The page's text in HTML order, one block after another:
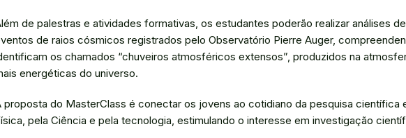
de palestras e atividades formativas, os estudantes poderão realizar análises
de raios cósmicos registrados pelo Observatório Pierre Auger,
os chamados “chuveiros atmosféricos extensos”, produzidos na
energéticas do universo.
proposta do MasterClass é conectar os jovens ao cotidiano da pesquisa científica
pela Ciência e pela tecnologia, estimulando o interesse em investigação